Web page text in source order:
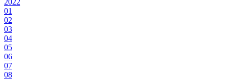
2022
01
02
03
04
05
06
07
08